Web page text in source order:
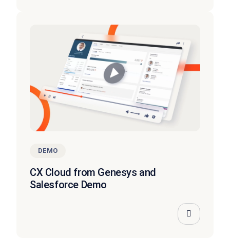
DEMO
CX Cloud from Genesys and
Salesforce Demo